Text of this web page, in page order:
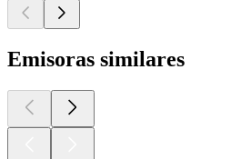
Emisoras similares